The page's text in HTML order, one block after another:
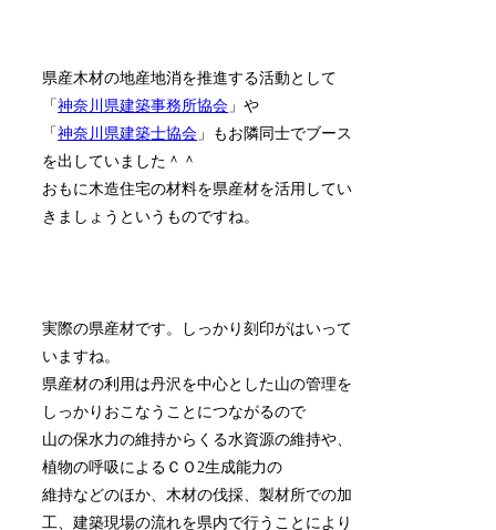
県産木材の地産地消を推進する活動として
「神奈川県建築事務所協会 」や
「神奈川県建築士協会 」もお隣同士でブース
を出していました＾＾
おもに木造住宅の材料を県産材を活用してい
きましょうというものですね。
実際の県産材です。しっかり刻印がはいって
いますね。
県産材の利用は丹沢を中心とした山の管理を
しっかりおこなうことにつながるので
山の保水力の維持からくる水資源の維持や、
植物の呼吸によるＣＯ2生成能力の
維持などのほか、木材の伐採、製材所での加
工、建築現場の流れを県内で行うことにより